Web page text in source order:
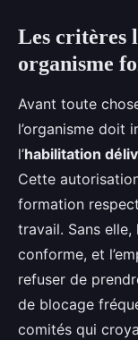
Les critères
organisme
Avant toute
l’organisme doit
l’habilitation
Cette
formation
travail. Sans
conforme, et
refuser de
de blocage
comités qui